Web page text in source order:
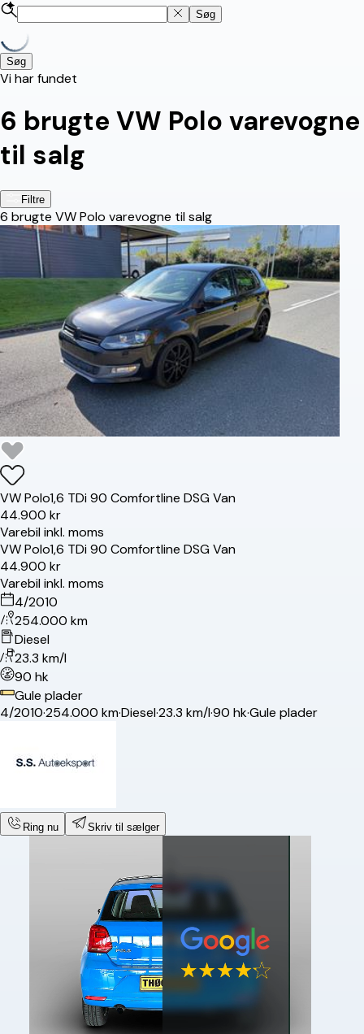
Søg
Søg
Vi har fundet
6 brugte VW Polo varevogne
til salg
Filtre
6 brugte VW Polo varevogne til salg
VWPolo1,6 TDi 90 Comfortline DSG Van
44.900 kr
Varebil inkl. moms
VWPolo1,6 TDi 90 Comfortline DSG Van
44.900 kr
Varebil inkl. moms
4/2010
254.000 km
Diesel
23.3 km/l
90 hk
Gule plader
4/2010·254.000 km·Diesel·23.3 km/l·90 hk·Gule plader
Ring nu Skriv til sælger